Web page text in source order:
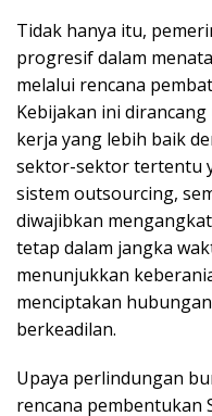
Tidak hanya itu,
progresif dalam
melalui rencana
Kebijakan ini
kerja yang lebih baik
sektor-sektor tertentu
sistem outsourcing,
diwajibkan
tetap dalam jangka
menunjukkan
menciptakan
berkeadilan.
Upaya perlindungan
rencana pembentukan